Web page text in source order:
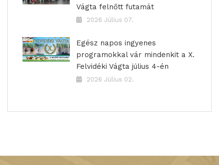
Vágta felnőtt futamát
2026 Július 07.
Egész napos ingyenes
programokkal vár mindenkit a X.
Felvidéki Vágta július 4-én
2026 Július 02.